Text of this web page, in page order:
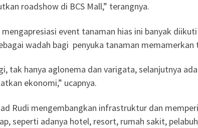
roadshow di BCS Mall,” terangnya.
event tanaman hias ini banyak
wadah bagi penyuka tanaman memamerkan
tak hanya aglonema dan varigata, selanjutnya
ekonomi,” ucapnya.
Rudi mengembangkan infrastruktur dan
seperti adanya hotel, resort, rumah sakit,